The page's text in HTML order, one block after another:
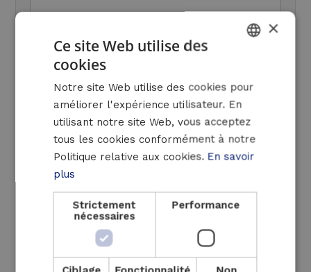
Oui, je suis intéressé par une solution
ASI mobile pour mon entreprise.
Contactez-moi sans engagement
Oui, tenez-moi au courant des
nouveautés concernant les solutions
UPS
Déclaration de confidentialité
(Obligatoire)
J'autorise Luminus Solutions à me
contacter. Les informations contenues
dans ce formulaire de contact sont
conservées par Luminus Solutions
FRENCH
×
Ce site Web utilise des
cookies
Notre site Web utilise des cookies pour
améliorer l'expérience utilisateur. En
utilisant notre site Web, vous acceptez
tous les cookies conformément à notre
Politique relative aux cookies. En savoir
plus
Strictement
nécessaires
Performance